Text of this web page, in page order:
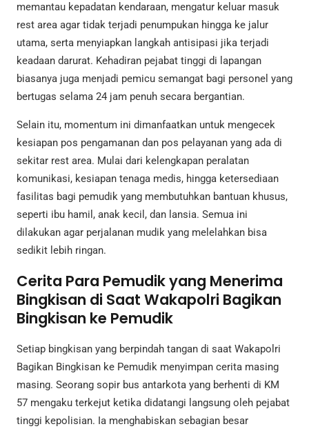
memantau kepadatan kendaraan, mengatur keluar masuk
rest area agar tidak terjadi penumpukan hingga ke jalur
utama, serta menyiapkan langkah antisipasi jika terjadi
keadaan darurat. Kehadiran pejabat tinggi di lapangan
biasanya juga menjadi pemicu semangat bagi personel yang
bertugas selama 24 jam penuh secara bergantian.
Selain itu, momentum ini dimanfaatkan untuk mengecek
kesiapan pos pengamanan dan pos pelayanan yang ada di
sekitar rest area. Mulai dari kelengkapan peralatan
komunikasi, kesiapan tenaga medis, hingga ketersediaan
fasilitas bagi pemudik yang membutuhkan bantuan khusus,
seperti ibu hamil, anak kecil, dan lansia. Semua ini
dilakukan agar perjalanan mudik yang melelahkan bisa
sedikit lebih ringan.
Cerita Para Pemudik yang Menerima
Bingkisan di Saat Wakapolri Bagikan
Bingkisan ke Pemudik
Setiap bingkisan yang berpindah tangan di saat Wakapolri
Bagikan Bingkisan ke Pemudik menyimpan cerita masing
masing. Seorang sopir bus antarkota yang berhenti di KM
57 mengaku terkejut ketika didatangi langsung oleh pejabat
tinggi kepolisian. Ia menghabiskan sebagian besar